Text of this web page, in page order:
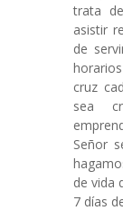
trata
asistir
de
cruz
sea
Señor
de vida
7 días